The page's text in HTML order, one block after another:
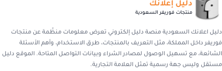
دليل إعلانك
منتجات فوريفر السعودية
دليل اعلانك السعودية منصة دليل إلكتروني تعرض معلومات منظّمة عن منتجات
فوريفر داخل المملكة، مثل التعريف بالمنتجات، طرق الاستخدام، وأهم الأسئلة
الشائعة، مع تسهيل الوصول لمصادر الشراء وبيانات التواصل المتاحة. الموقع دليل
مستقل وليس جهة رسمية تمثل العلامة التجارية.